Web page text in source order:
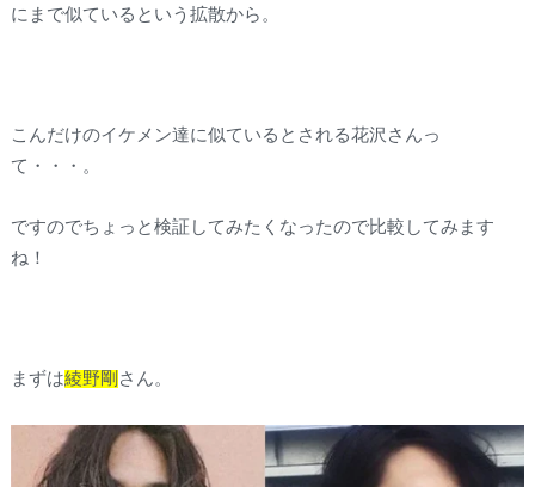
にまで似ているという拡散から。
こんだけのイケメン達に似ているとされる花沢さんっ
て・・・。
ですのでちょっと検証してみたくなったので比較してみます
ね！
まずは綾野剛 さん。